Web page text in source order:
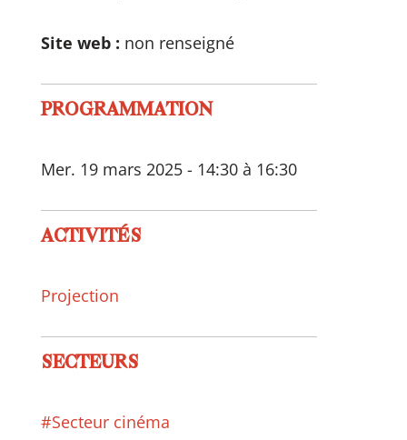
Site web : non renseigné
PROGRAMMATION
Mer. 19 mars 2025 - 14:30 à 16:30
ACTIVITÉS
Projection
SECTEURS
#Secteur cinéma